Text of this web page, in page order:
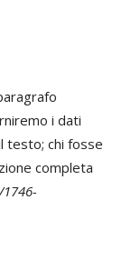
i dati
testo; chi fosse
completa